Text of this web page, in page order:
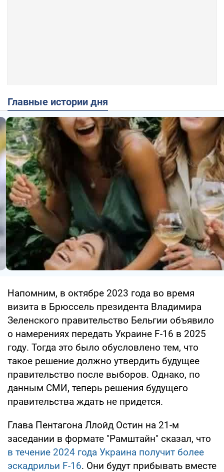
Главные истории дня
Напомним, в октябре 2023 года во время
визита в Брюссель президента Владимира
Зеленского правительство Бельгии объявило
о намерениях передать Украине F-16 в 2025
году. Тогда это было обусловлено тем, что
такое решение должно утвердить будущее
правительство после выборов. Однако, по
данным СМИ, теперь решения будущего
правительства ждать не придется.
Глава Пентагона Ллойд Остин на 21-м
заседании в формате "Рамштайн" сказал, что
в течение 2024 года Украина получит более
эскадрильи F-16. Они будут прибывать вместе